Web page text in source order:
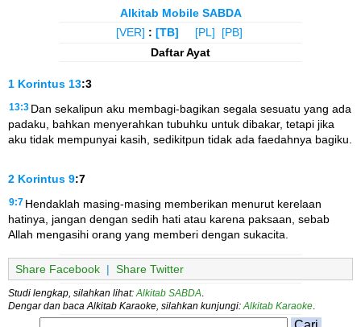
Alkitab Mobile SABDA
[VER] : [TB] [PL]
[PB]
Daftar Ayat
1 Korintus 13:3
13:3 Dan sekalipun aku membagi-bagikan segala sesuatu yang ada
padaku, bahkan menyerahkan tubuhku untuk dibakar, tetapi jika
aku tidak mempunyai kasih, sedikitpun tidak ada faedahnya bagiku.
2 Korintus 9:7
9:7 Hendaklah masing-masing memberikan menurut kerelaan
hatinya, jangan dengan sedih hati atau karena paksaan, sebab
Allah mengasihi orang yang memberi dengan sukacita.
Share Facebook | Share Twitter
Studi lengkap, silahkan lihat: Alkitab SABDA
Dengar dan baca Alkitab Karaoke, silahkan kunjungi: Alkitab Karaoke